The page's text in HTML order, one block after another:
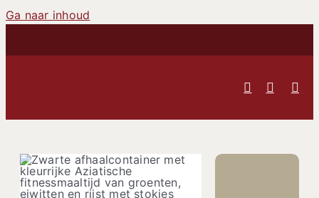
Ga naar inhoud